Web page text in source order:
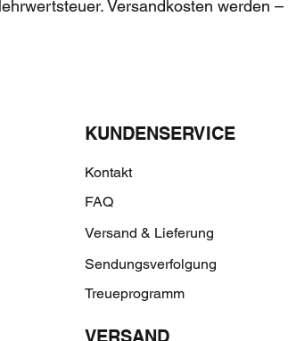
Versandkosten werden
KUNDENSERVICE
FAQ
Kontakt
Versand & Lieferung
Sendungsverfolgung
Treueprogramm
VERSAND